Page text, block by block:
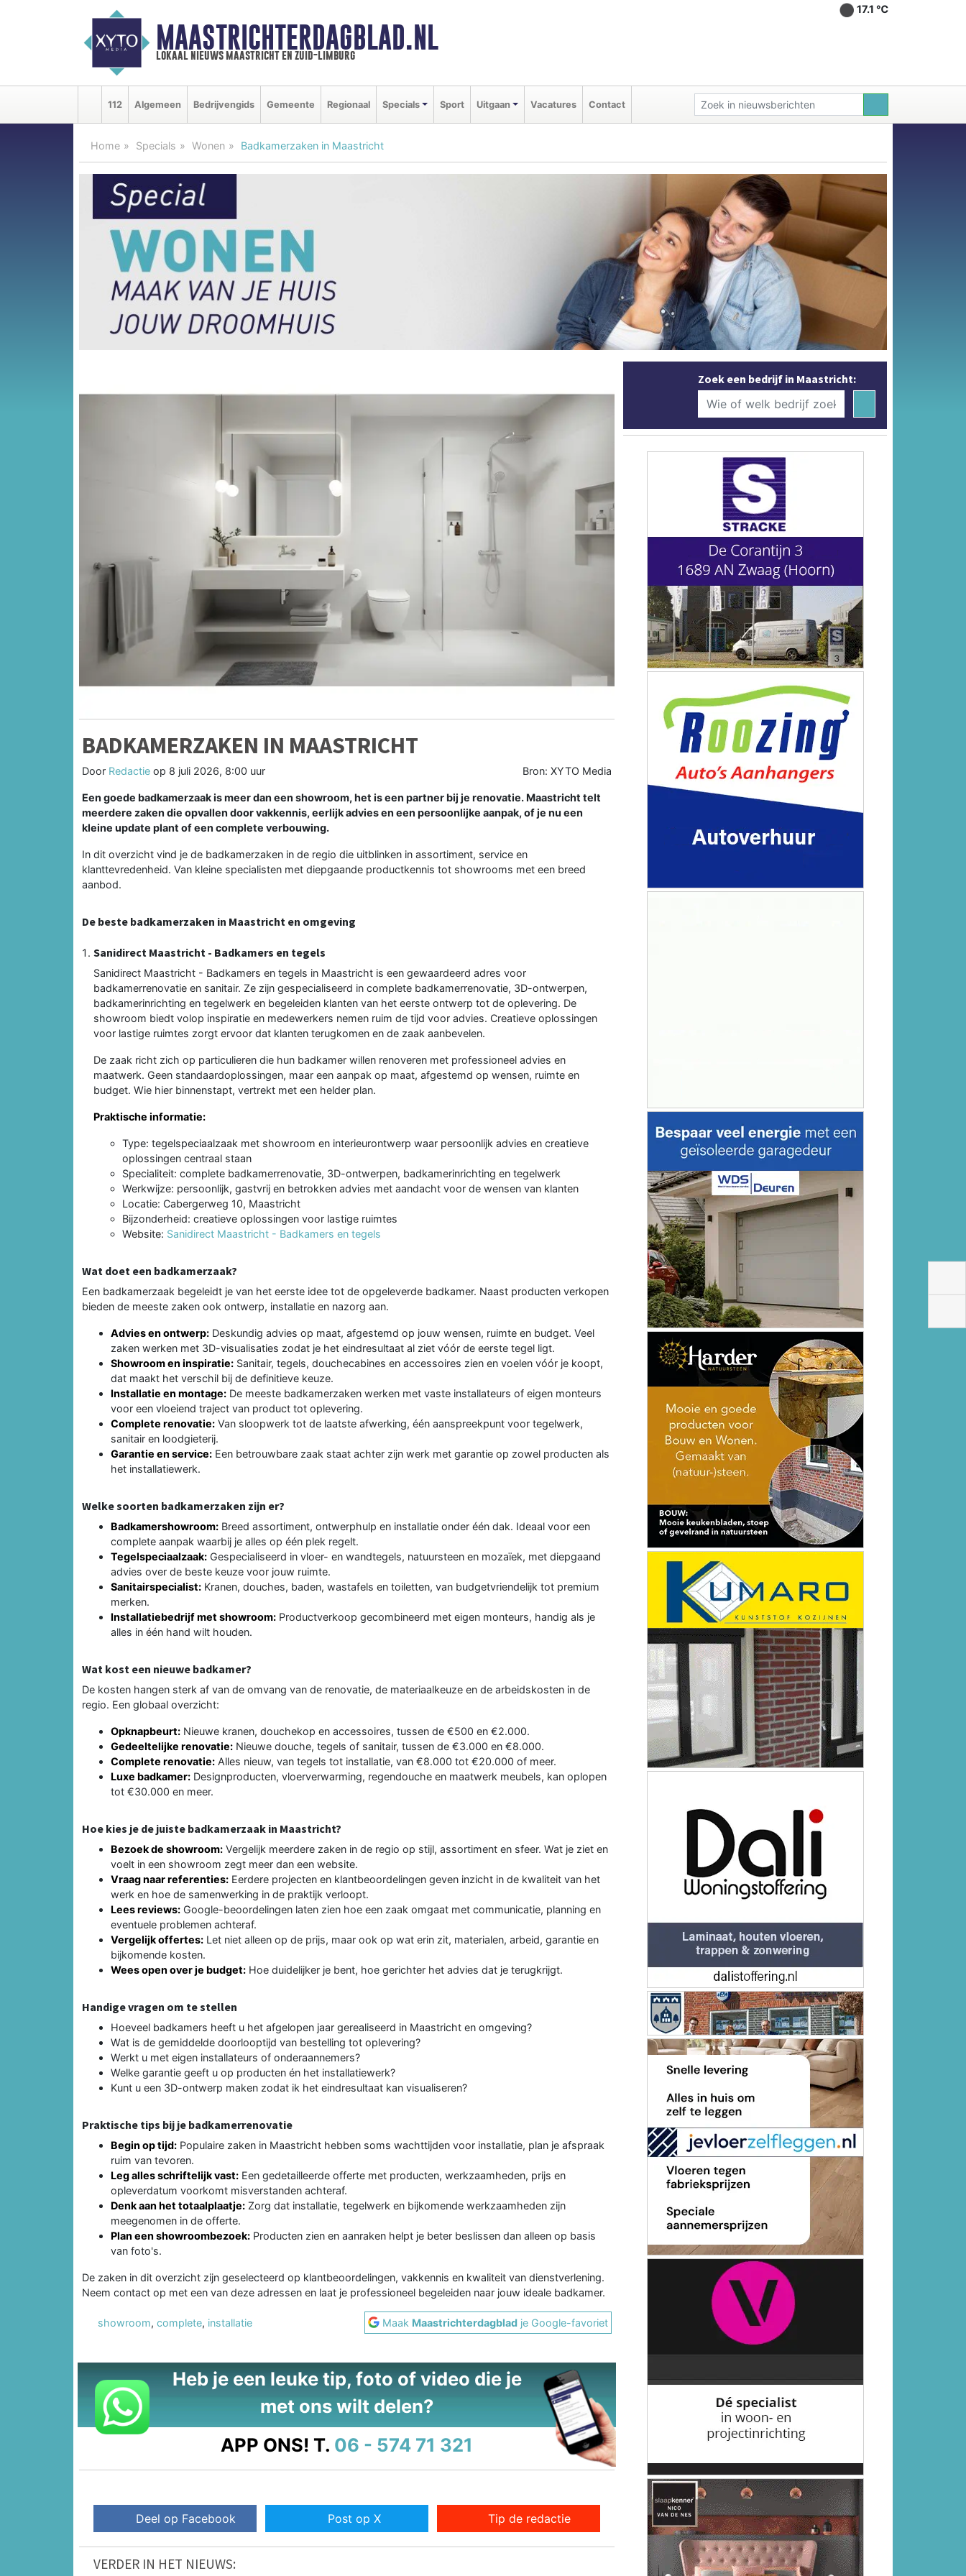
MAASTRICHTERDAGBLAD.NL
lokaal nieuws maastricht en zuid-limburg
17.1 ℃
112 Algemeen Bedrijvengids Gemeente Regionaal Specials Sport Uitgaan Vacatures Contact
Home Specials Wonen Badkamerzaken in Maastricht
BADKAMERZAKEN IN MAASTRICHT
Door Redactie op 8 juli 2026, 8:00 uur Bron: XYTO Media
Een goede badkamerzaak is meer dan een showroom, het is een partner bij je renovatie. Maastricht telt
meerdere zaken die opvallen door vakkennis, eerlijk advies en een persoonlijke aanpak, of je nu een
kleine update plant of een complete verbouwing.
In dit overzicht vind je de badkamerzaken in de regio die uitblinken in assortiment, service en
klanttevredenheid. Van kleine specialisten met diepgaande productkennis tot showrooms met een breed
aanbod.
De beste badkamerzaken in Maastricht en omgeving
Sanidirect Maastricht - Badkamers en tegels
Sanidirect Maastricht - Badkamers en tegels in Maastricht is een gewaardeerd adres voor
badkamerrenovatie en sanitair. Ze zijn gespecialiseerd in complete badkamerrenovatie, 3D-ontwerpen,
badkamerinrichting en tegelwerk en begeleiden klanten van het eerste ontwerp tot de oplevering. De
showroom biedt volop inspiratie en medewerkers nemen ruim de tijd voor advies. Creatieve oplossingen
voor lastige ruimtes zorgt ervoor dat klanten terugkomen en de zaak aanbevelen.
De zaak richt zich op particulieren die hun badkamer willen renoveren met professioneel advies en
maatwerk. Geen standaardoplossingen, maar een aanpak op maat, afgestemd op wensen, ruimte en
budget. Wie hier binnenstapt, vertrekt met een helder plan.
Praktische informatie:
Type: tegelspeciaalzaak met showroom en interieurontwerp waar persoonlijk advies en creatieve
oplossingen centraal staan
Specialiteit: complete badkamerrenovatie, 3D-ontwerpen, badkamerinrichting en tegelwerk
Werkwijze: persoonlijk, gastvrij en betrokken advies met aandacht voor de wensen van klanten
Locatie: Cabergerweg 10, Maastricht
Bijzonderheid: creatieve oplossingen voor lastige ruimtes
Website: Sanidirect Maastricht - Badkamers en tegels
Wat doet een badkamerzaak?
Een badkamerzaak begeleidt je van het eerste idee tot de opgeleverde badkamer. Naast producten verkopen
bieden de meeste zaken ook ontwerp, installatie en nazorg aan.
Advies en ontwerp: Deskundig advies op maat, afgestemd op jouw wensen, ruimte en budget. Veel
zaken werken met 3D-visualisaties zodat je het eindresultaat al ziet vóór de eerste tegel ligt.
Showroom en inspiratie: Sanitair, tegels, douchecabines en accessoires zien en voelen vóór je koopt,
dat maakt het verschil bij de definitieve keuze.
Installatie en montage: De meeste badkamerzaken werken met vaste installateurs of eigen monteurs
voor een vloeiend traject van product tot oplevering.
Complete renovatie: Van sloopwerk tot de laatste afwerking, één aanspreekpunt voor tegelwerk,
sanitair en loodgieterij.
Garantie en service: Een betrouwbare zaak staat achter zijn werk met garantie op zowel producten als
het installatiewerk.
Welke soorten badkamerzaken zijn er?
Badkamershowroom: Breed assortiment, ontwerphulp en installatie onder één dak. Ideaal voor een
complete aanpak waarbij je alles op één plek regelt.
Tegelspeciaalzaak: Gespecialiseerd in vloer- en wandtegels, natuursteen en mozaïek, met diepgaand
advies over de beste keuze voor jouw ruimte.
Sanitairspecialist: Kranen, douches, baden, wastafels en toiletten, van budgetvriendelijk tot premium
merken.
Installatiebedrijf met showroom: Productverkoop gecombineerd met eigen monteurs, handig als je
alles in één hand wilt houden.
Wat kost een nieuwe badkamer?
De kosten hangen sterk af van de omvang van de renovatie, de materiaalkeuze en de arbeidskosten in de
regio. Een globaal overzicht:
Opknapbeurt: Nieuwe kranen, douchekop en accessoires, tussen de €500 en €2.000.
Gedeeltelijke renovatie: Nieuwe douche, tegels of sanitair, tussen de €3.000 en €8.000.
Complete renovatie: Alles nieuw, van tegels tot installatie, van €8.000 tot €20.000 of meer.
Luxe badkamer: Designproducten, vloerverwarming, regendouche en maatwerk meubels, kan oplopen
tot €30.000 en meer.
Hoe kies je de juiste badkamerzaak in Maastricht?
Bezoek de showroom: Vergelijk meerdere zaken in de regio op stijl, assortiment en sfeer. Wat je ziet en
voelt in een showroom zegt meer dan een website.
Vraag naar referenties: Eerdere projecten en klantbeoordelingen geven inzicht in de kwaliteit van het
werk en hoe de samenwerking in de praktijk verloopt.
Lees reviews: Google-beoordelingen laten zien hoe een zaak omgaat met communicatie, planning en
eventuele problemen achteraf.
Vergelijk offertes: Let niet alleen op de prijs, maar ook op wat erin zit, materialen, arbeid, garantie en
bijkomende kosten.
Wees open over je budget: Hoe duidelijker je bent, hoe gerichter het advies dat je terugkrijgt.
Handige vragen om te stellen
Hoeveel badkamers heeft u het afgelopen jaar gerealiseerd in Maastricht en omgeving?
Wat is de gemiddelde doorlooptijd van bestelling tot oplevering?
Werkt u met eigen installateurs of onderaannemers?
Welke garantie geeft u op producten én het installatiewerk?
Kunt u een 3D-ontwerp maken zodat ik het eindresultaat kan visualiseren?
Praktische tips bij je badkamerrenovatie
Begin op tijd: Populaire zaken in Maastricht hebben soms wachttijden voor installatie, plan je afspraak
ruim van tevoren.
Leg alles schriftelijk vast: Een gedetailleerde offerte met producten, werkzaamheden, prijs en
opleverdatum voorkomt misverstanden achteraf.
Denk aan het totaalplaatje: Zorg dat installatie, tegelwerk en bijkomende werkzaamheden zijn
meegenomen in de offerte.
Plan een showroombezoek: Producten zien en aanraken helpt je beter beslissen dan alleen op basis
van foto's.
De zaken in dit overzicht zijn geselecteerd op klantbeoordelingen, vakkennis en kwaliteit van dienstverlening.
Neem contact op met een van deze adressen en laat je professioneel begeleiden naar jouw ideale badkamer.
showroom, complete, installatie Maak Maastrichterdagblad je Google-favoriet
Heb je een leuke tip, foto of video die je
met ons wilt delen?
APP ONS! T. 06 - 574 71 321
Deel op Facebook Post op X Tip de redactie
VERDER IN HET NIEUWS:
Zoek een bedrijf in Maastricht: